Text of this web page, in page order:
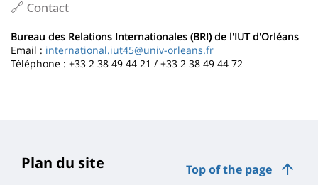
principale
🔗 Contact
Bureau des Relations Internationales (BRI) de l'IUT d'Orléans
Email : international.iut45@univ-orleans.fr
Téléphone : +33 2 38 49 44 21 / +33 2 38 49 44 72
Top of the page
Plan du site